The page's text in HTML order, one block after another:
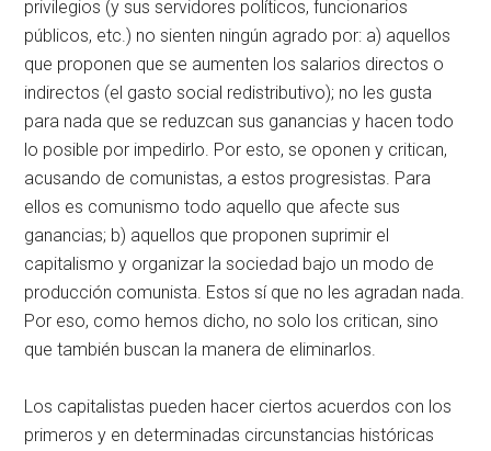
privilegios (y sus servidores políticos, funcionarios
públicos, etc.) no sienten ningún agrado por: a) aquellos
que proponen que se aumenten los salarios directos o
indirectos (el gasto social redistributivo); no les gusta
para nada que se reduzcan sus ganancias y hacen todo
lo posible por impedirlo. Por esto, se oponen y critican,
acusando de comunistas, a estos progresistas. Para
ellos es comunismo todo aquello que afecte sus
ganancias; b) aquellos que proponen suprimir el
capitalismo y organizar la sociedad bajo un modo de
producción comunista. Estos sí que no les agradan nada.
Por eso, como hemos dicho, no solo los critican, sino
que también buscan la manera de eliminarlos.
Los capitalistas pueden hacer ciertos acuerdos con los
primeros y en determinadas circunstancias históricas